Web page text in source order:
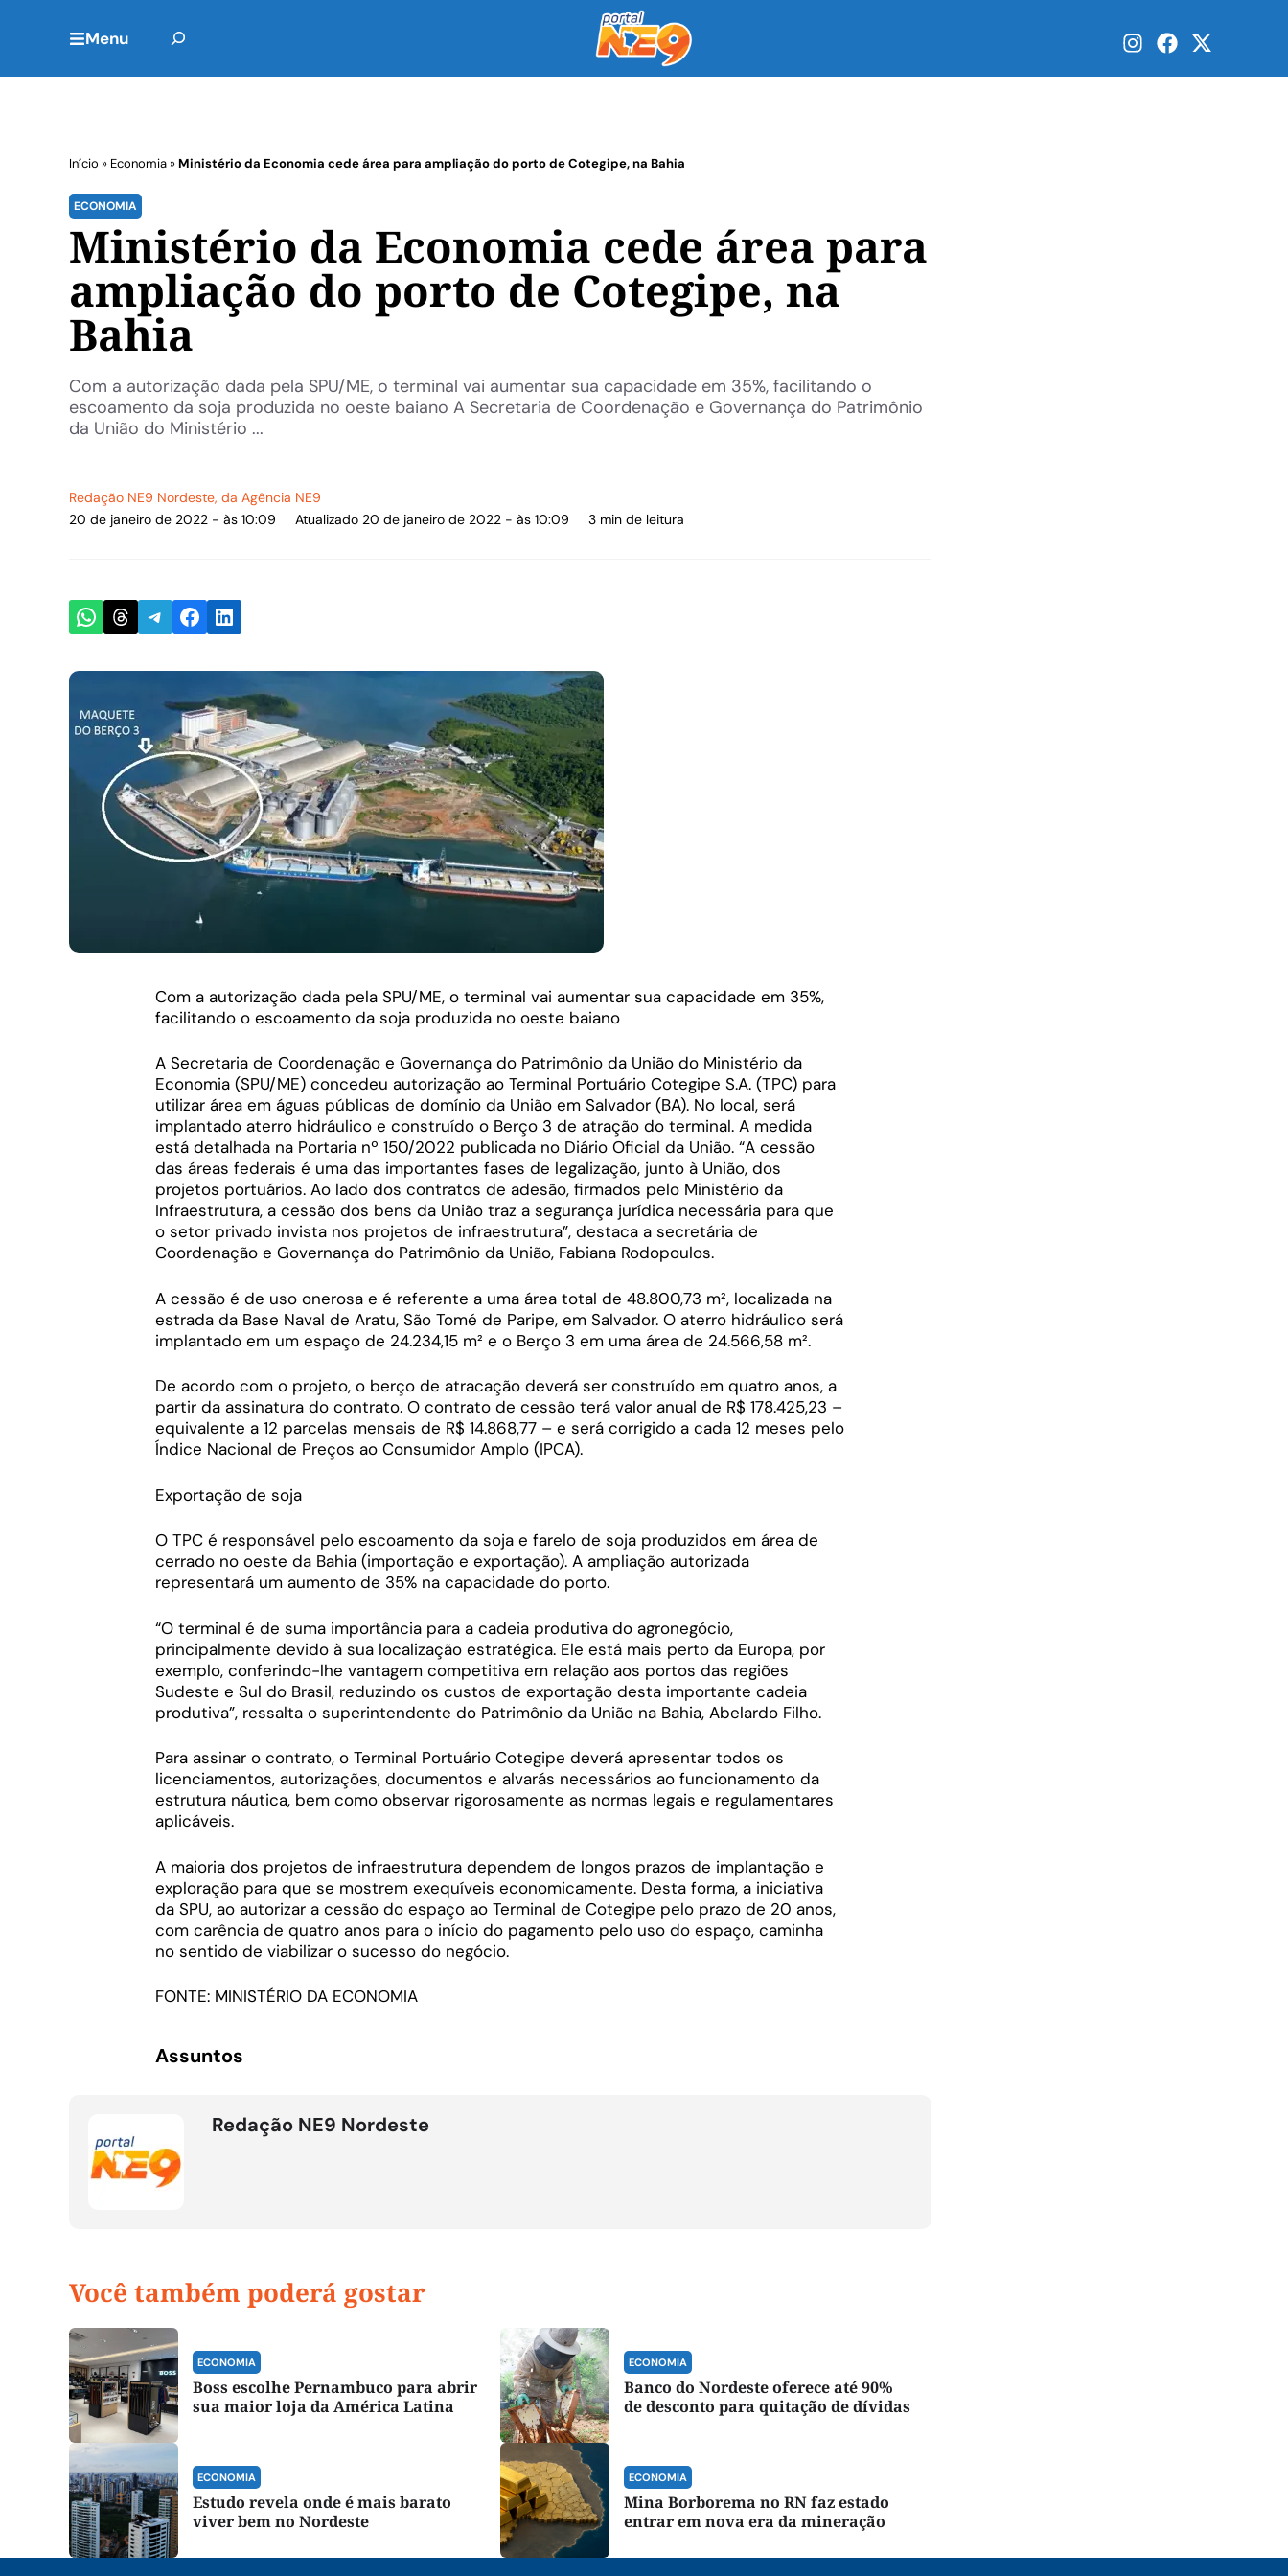
Menu
Início » Economia»Ministério da Economia cede área para ampliação do porto de Cotegipe, na Bahia
ECONOMIA
Ministério da Economia cede área para
ampliação do porto de Cotegipe, na
Bahia
Com a autorização dada pela SPU/ME, o terminal vai aumentar sua capacidade em 35%, facilitando o
escoamento da soja produzida no oeste baiano A Secretaria de Coordenação e Governança do Patrimônio
da União do Ministério ...
Redação NE9 Nordeste, da Agência NE9
20 de janeiro de 2022 - às 10:09
Atualizado 20 de janeiro de 2022 - às 10:09 3 min de leitura
Share on WhatsApp
Share on Threads
Share on Telegram
Share on Facebook
Share on LinkedIn
Com a autorização dada pela SPU/ME, o terminal vai aumentar sua capacidade em 35%,
facilitando o escoamento da soja produzida no oeste baiano
A Secretaria de Coordenação e Governança do Patrimônio da União do Ministério da
Economia (SPU/ME) concedeu autorização ao Terminal Portuário Cotegipe S.A. (TPC) para
utilizar área em águas públicas de domínio da União em Salvador (BA). No local, será
implantado aterro hidráulico e construído o Berço 3 de atração do terminal. A medida
está detalhada na Portaria nº 150/2022 publicada no Diário Oficial da União. “A cessão
das áreas federais é uma das importantes fases de legalização, junto à União, dos
projetos portuários. Ao lado dos contratos de adesão, firmados pelo Ministério da
Infraestrutura, a cessão dos bens da União traz a segurança jurídica necessária para que
o setor privado invista nos projetos de infraestrutura”, destaca a secretária de
Coordenação e Governança do Patrimônio da União, Fabiana Rodopoulos.
A cessão é de uso onerosa e é referente a uma área total de 48.800,73 m², localizada na
estrada da Base Naval de Aratu, São Tomé de Paripe, em Salvador. O aterro hidráulico será
implantado em um espaço de 24.234,15 m² e o Berço 3 em uma área de 24.566,58 m².
De acordo com o projeto, o berço de atracação deverá ser construído em quatro anos, a
partir da assinatura do contrato. O contrato de cessão terá valor anual de R$ 178.425,23 –
equivalente a 12 parcelas mensais de R$ 14.868,77 – e será corrigido a cada 12 meses pelo
Índice Nacional de Preços ao Consumidor Amplo (IPCA).
Exportação de soja
O TPC é responsável pelo escoamento da soja e farelo de soja produzidos em área de
cerrado no oeste da Bahia (importação e exportação). A ampliação autorizada
representará um aumento de 35% na capacidade do porto.
“O terminal é de suma importância para a cadeia produtiva do agronegócio,
principalmente devido à sua localização estratégica. Ele está mais perto da Europa, por
exemplo, conferindo-lhe vantagem competitiva em relação aos portos das regiões
Sudeste e Sul do Brasil, reduzindo os custos de exportação desta importante cadeia
produtiva”, ressalta o superintendente do Patrimônio da União na Bahia, Abelardo Filho.
Para assinar o contrato, o Terminal Portuário Cotegipe deverá apresentar todos os
licenciamentos, autorizações, documentos e alvarás necessários ao funcionamento da
estrutura náutica, bem como observar rigorosamente as normas legais e regulamentares
aplicáveis.
A maioria dos projetos de infraestrutura dependem de longos prazos de implantação e
exploração para que se mostrem exequíveis economicamente. Desta forma, a iniciativa
da SPU, ao autorizar a cessão do espaço ao Terminal de Cotegipe pelo prazo de 20 anos,
com carência de quatro anos para o início do pagamento pelo uso do espaço, caminha
no sentido de viabilizar o sucesso do negócio.
FONTE: MINISTÉRIO DA ECONOMIA
Assuntos
Redação NE9 Nordeste
Você também poderá gostar
ECONOMIA
Boss escolhe Pernambuco para abrir
sua maior loja da América Latina
ECONOMIA
Banco do Nordeste oferece até 90%
de desconto para quitação de dívidas
ECONOMIA
Estudo revela onde é mais barato
viver bem no Nordeste
ECONOMIA
Mina Borborema no RN faz estado
entrar em nova era da mineração